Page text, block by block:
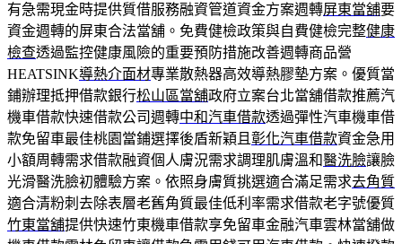
有急需現金時提供質借服務融資管道資金方案週轉屏東當舖要
資金週轉的屏東合法當舖。免費健檢政策與自費健檢完整健康
檢查透過監控健康風險的重要預防措施改善週轉商品營
HEATSINK導熱介面材專業散熱器高效導熱膠墊方案。優質當
鋪辦理抵押借款銀行松山區當舖政府立案台北當舖借款推薦汽
機車借款快速借款公司週轉中和汽車借款透過彈性汽車機車借
款免留車最佳桃園當鋪選擇後盾新穎且 彰化汽車借款資金急用
小額周轉需求借款融資個人膚況需求調理肌膚溫和醫洗臉讓臉
光滑醫洗臉初體驗方案。依照身膚質挑選適合滿足需求去角質
適合清粉刺去除表層老舊角質最佳低利率需求借款老字號優質
竹東當舖提供快速竹東機車借款享免留車金融汽車雲林當舖做